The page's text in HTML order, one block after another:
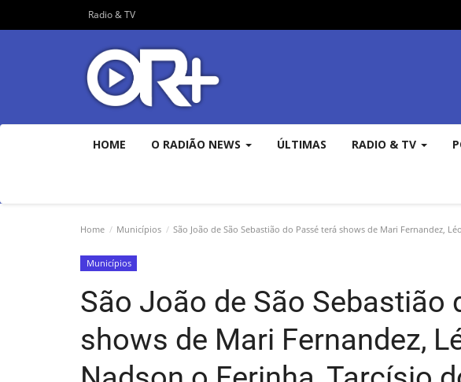
Radio & TV
HOME O RADIÃO NEWS ÚLTIMAS RADIO & TV
Home Municípios São João de São Sebastião do Passé terá shows de Mari Fernandez,
Municípios
São João de São Sebastião
shows de Mari Fernandez,